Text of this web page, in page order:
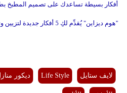
أفكار بسيطة تساعدك على تصميم المطبخ
"هوم ديزاين" يُقدِّم لكِ 5 أفكار جديدة لتزيين وترتيب مطبخكِ
لايف ستايل Life Style ديكور